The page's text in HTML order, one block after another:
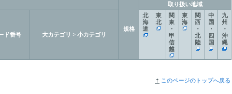
規格
取り扱い地域
ド番号 大カテゴリ > 小カテゴリ
北
海
道
東
北
関
東
・
甲
信
越
東
海
関
西
・
北
陸
中
国
・
四
国
九
州
・
沖
縄
このページのトップへ戻る